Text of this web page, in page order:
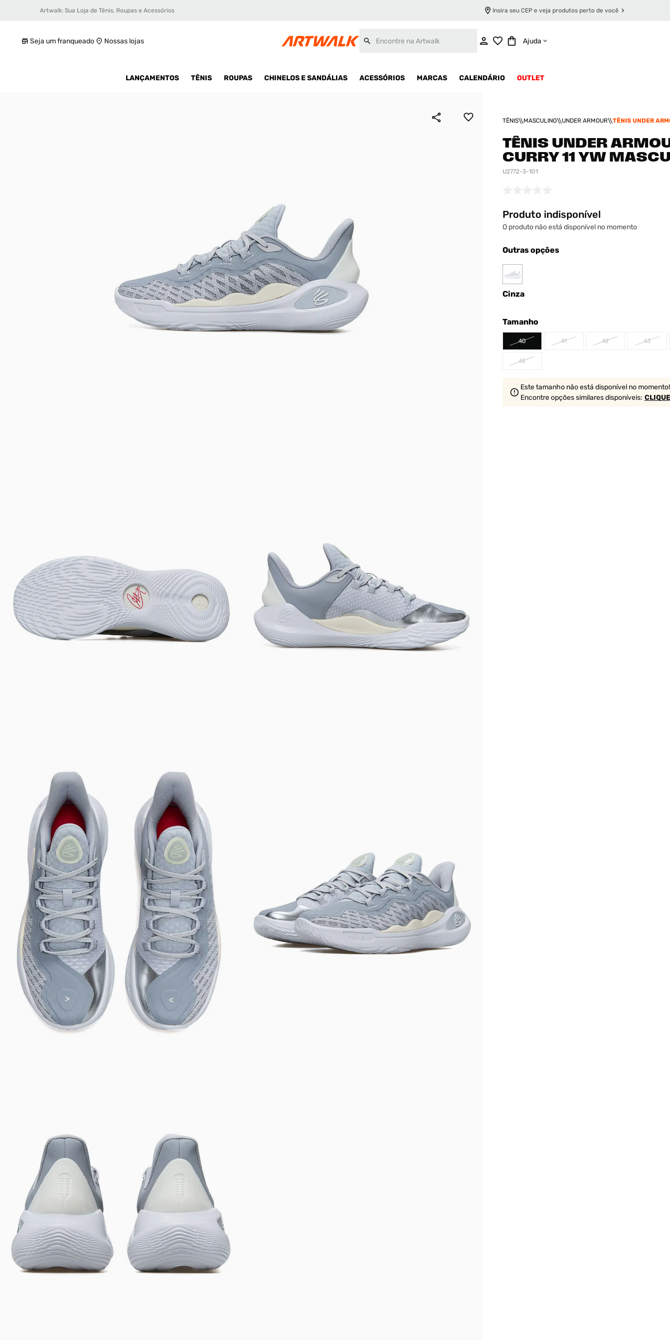
Artwalk: Sua Loja de Tênis, Roupas e Acessórios Insira seu CEP e veja produtos perto de você
Seja um franqueado Nossas lojas Ajuda
LANÇAMENTOS TÊNIS ROUPAS CHINELOS E SANDÁLIAS ACESSÓRIOS MARCAS CALENDÁRIO OUTLET
TÊNIS MASCULINO UNDER ARMOUR
TÊNIS UNDER
TÊNIS UNDER
CURRY 11 YW
U2772-3-101
Produto indisponível
O produto não está disponível no momento
Outras opções
Cinza
Tamanho
40 41 42 43
45
Este tamanho não está disponível no momento!
Encontre opções similaresdisponíveis:
Tênis Under Armour Curry 11 Yw Masculino